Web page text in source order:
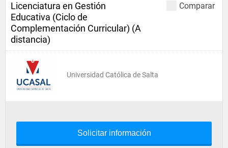
Comparar
Licenciatura en Gestión
Educativa (Ciclo de
Complementación Curricular) (A
distancia)
Universidad Católica de Salta
Solicitar información